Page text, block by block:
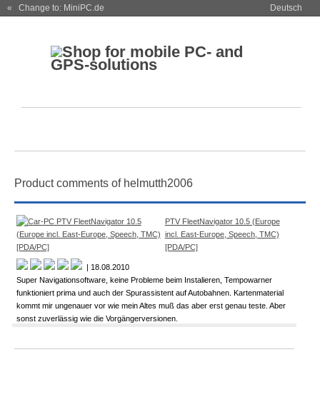
« Change to: MiniPC.de Deutsch
Product comments of helmutth2006
PTV FleetNavigator 10.5 (Europe
incl. East-Europe, Speech, TMC)
[PDA/PC]
| 18.08.2010
Super Navigationsoftware, keine Probleme beim Instalieren, Tempowarner
funktioniert prima und auch der Spurassistent auf Autobahnen. Kartenmaterial
kommt mir ungenauer vor wie mein Altes muß das aber erst genau teste. Aber
sonst zuverlässig wie die Vorgängerversionen.